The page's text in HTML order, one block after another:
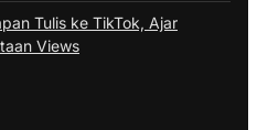
Tulis ke TikTok, Ajar
Views